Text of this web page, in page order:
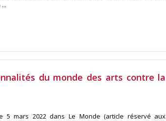
du monde des arts contre la
5 mars 2022 dans Le Monde (article réservé aux